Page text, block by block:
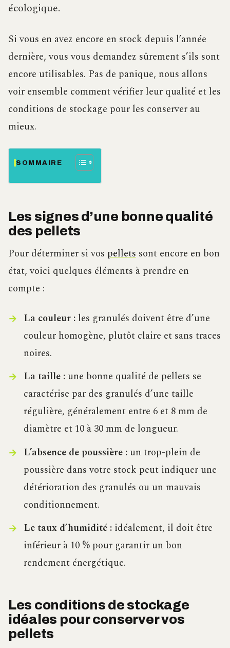
écologique.
Si vous en avez encore en stock depuis l’année
dernière, vous vous demandez sûrement s’ils sont
encore utilisables. Pas de panique, nous allons
voir ensemble comment vérifier leur qualité et les
conditions de stockage pour les conserver au
mieux.
SOMMAIRE
Les signes d’une bonne qualité
des pellets
Pour déterminer si vos pellets sont encore en bon
état, voici quelques éléments à prendre en
compte :
La couleur :les granulés doivent être d’une
couleur homogène, plutôt claire et sans traces
noires.
La taille :une bonne qualité de pellets se
caractérise par des granulés d’une taille
régulière, généralement entre 6 et 8 mm de
diamètre et 10 à 30 mm de longueur.
L’absence de poussière :un trop-plein de
poussière dans votre stock peut indiquer une
détérioration des granulés ou un mauvais
conditionnement.
Le taux d’humidité :idéalement, il doit être
inférieur à 10 % pour garantir un bon
rendement énergétique.
Les conditions de stockage
idéales pour conserver vos
pellets